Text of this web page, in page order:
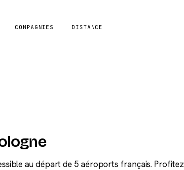
COMPAGNIES DISTANCE
au départ de 5 aéroports français. Profitez